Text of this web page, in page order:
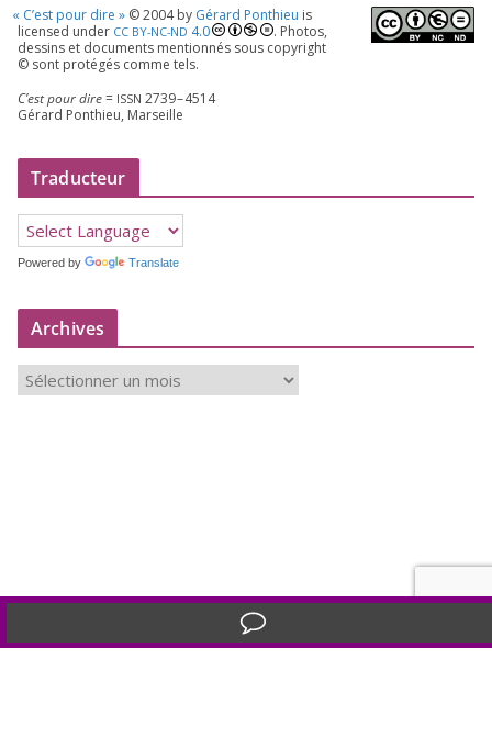
« C’est pour dire » ©2004by Gérard Ponthieu is
licen­sed under CC BY-NC-ND 4.0
. Photos,
des­sins et docu­ments men­tion­nés sous copy­right
© sont pro­té­gés comme tels.
C’est pour dire= ISSN 2739–4514
Gérard Ponthieu, Marseille
Traducteur
Powered by Translate
Archives